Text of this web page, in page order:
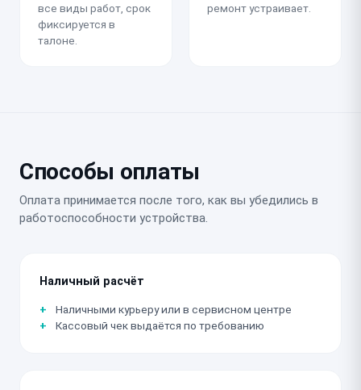
все виды работ, срок
фиксируется в
талоне.
ремонт устраивает.
Способы оплаты
Оплата принимается после того, как вы убедились в
работоспособности устройства.
Наличный расчёт
Наличными курьеру или в сервисном центре
Кассовый чек выдаётся по требованию